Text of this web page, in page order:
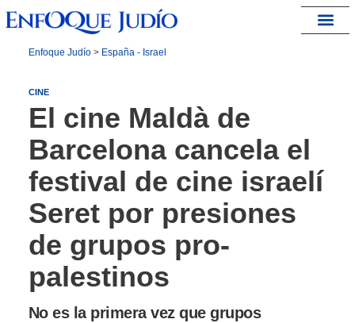
Enfoque Judío> España - Israel
CINE
El cine Maldà de
Barcelona cancela el
festival de cine israelí
Seret por presiones
de grupos pro-
palestinos
No es la primera vez que grupos